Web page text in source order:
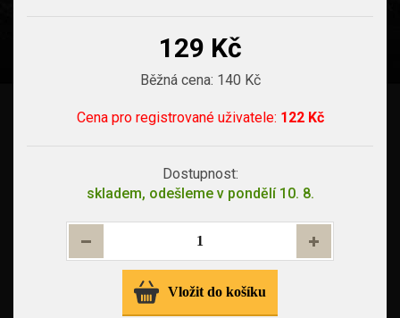
129 Kč
Běžná cena: 140 Kč
Cena pro registrované uživatele: 122 Kč
Dostupnost:
skladem, odešleme v pondělí 10. 8.
Vložit do košíku